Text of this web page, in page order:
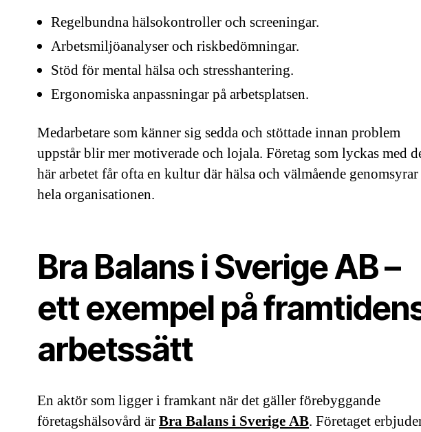
Regelbundna hälsokontroller och screeningar.
Arbetsmiljöanalyser och riskbedömningar.
Stöd för mental hälsa och stresshantering.
Ergonomiska anpassningar på arbetsplatsen.
Medarbetare som känner sig sedda och stöttade innan problem
uppstår blir mer motiverade och lojala. Företag som lyckas med
här arbetet får ofta en kultur där hälsa och välmående genomsyrar
hela organisationen.
Bra Balans i Sverige AB –
ett exempel på
arbetssätt
En aktör som ligger i framkant när det gäller förebyggande
företagshälsovård ärBra Balans i Sverige AB. Företaget